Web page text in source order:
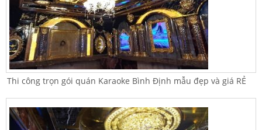
Thi công trọn gói quán Karaoke Bình Định mẫu đẹp và giá RẺ